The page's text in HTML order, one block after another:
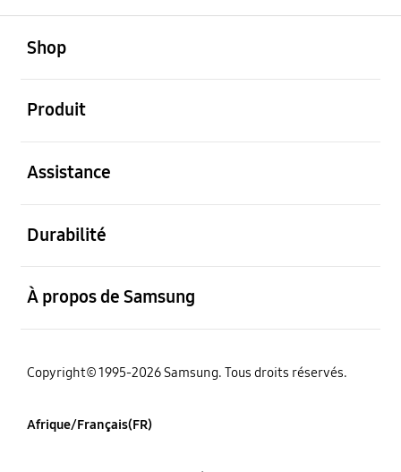
Shop
Produit
Assistance
Durabilité
À propos de Samsung
Copyright© 1995-2026 Samsung. Tous droits réservés.
Afrique/Français(FR)